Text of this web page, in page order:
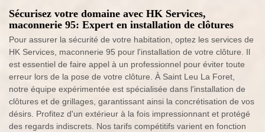
Sécurisez votre domaine avec HK Services,
maconnerie 95: Expert en installation de clôtures
Pour assurer la sécurité de votre habitation, optez les services de
HK Services, maconnerie 95 pour l'installation de votre clôture. Il
est essentiel de faire appel à un professionnel pour éviter toute
erreur lors de la pose de votre clôture. À Saint Leu La Foret,
notre équipe expérimentée est spécialisée dans l'installation de
clôtures et de grillages, garantissant ainsi la concrétisation de vos
désirs. Profitez d'un extérieur à la fois impressionnant et protégé
des regards indiscrets. Nos tarifs compétitifs varient en fonction